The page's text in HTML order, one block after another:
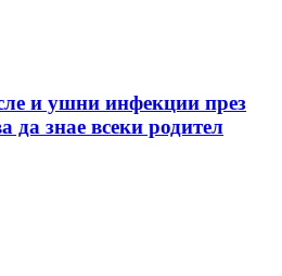
и ушни инфекции през
да знае всеки родител